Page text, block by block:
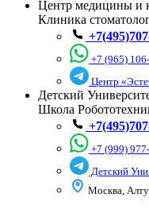
Центр медицины и
Клиника
+7 (965)
Центр
Детский
Школа
+7 (999)
Детский
Москва,